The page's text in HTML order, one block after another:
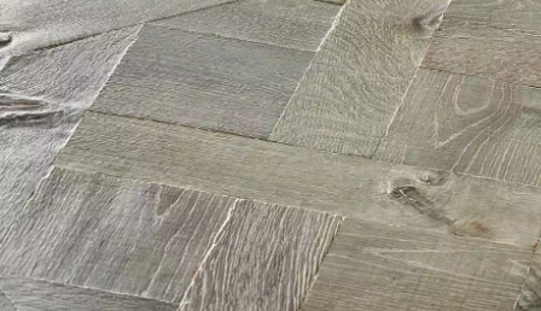
ACCESSOIRES
PARQUET D'INTÉRIEUR